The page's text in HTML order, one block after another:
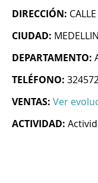
DIRECCIÓN:
CIUDAD: MEDELLIN
DEPARTAMENTO:
TELÉFONO:
VENTAS: Ver
ACTIVIDAD: